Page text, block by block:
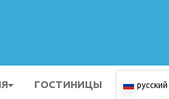
ГОСТИНИЦЫ русский